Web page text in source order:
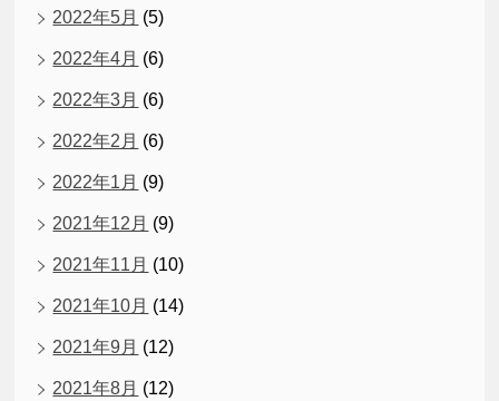
2022年5月 (5)
2022年4月 (6)
2022年3月 (6)
2022年2月 (6)
2022年1月 (9)
2021年12月 (9)
2021年11月 (10)
2021年10月 (14)
2021年9月 (12)
2021年8月 (12)